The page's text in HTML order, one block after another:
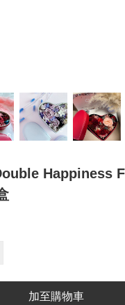
Happiness
加至購物車